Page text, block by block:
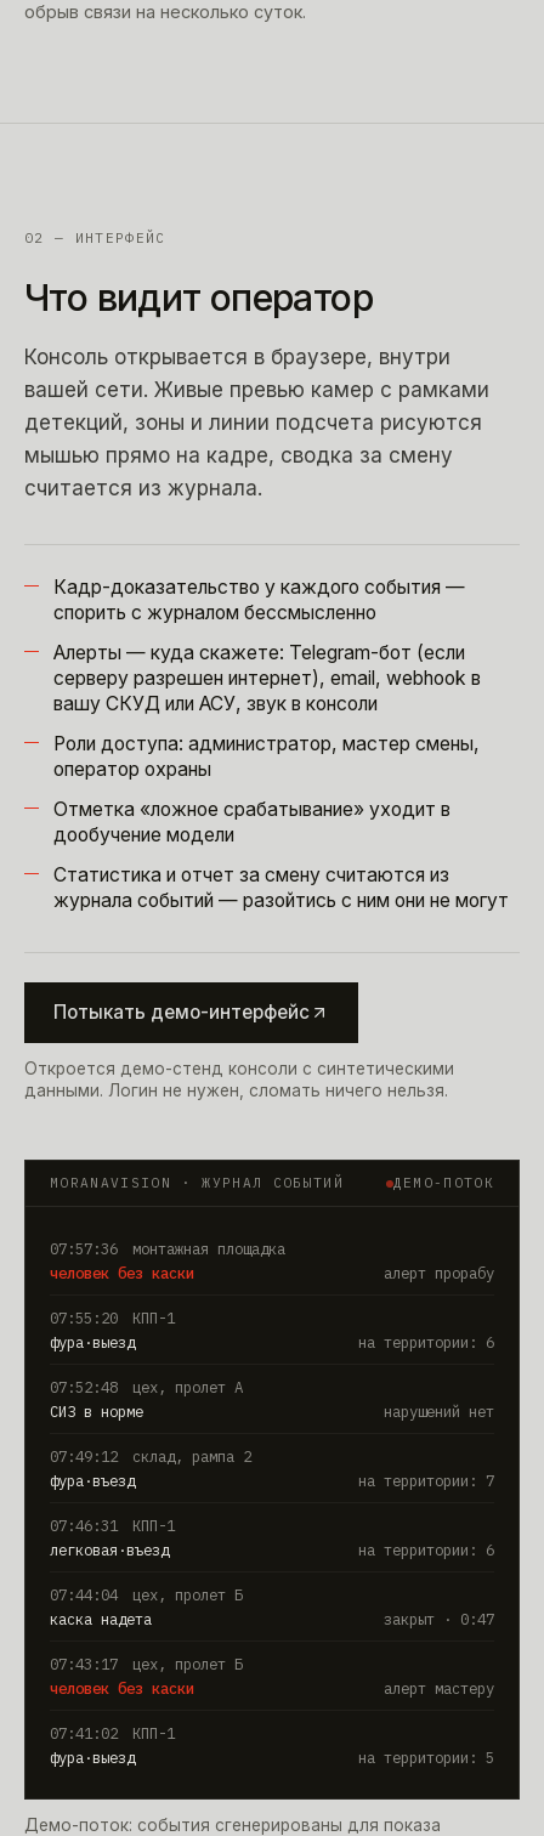
обрыв связи на несколько суток.
02 — ИНТЕРФЕЙС
Что видит оператор
Консоль открывается в браузере, внутри
вашей сети. Живые превью камер с рамками
детекций, зоны и линии подсчета рисуются
мышью прямо на кадре, сводка за смену
считается из журнала.
Кадр-доказательство у каждого события —
спорить с журналом бессмысленно
Алерты — куда скажете: Telegram-бот (если
серверу разрешен интернет), email, webhook в
вашу СКУД или АСУ, звук в консоли
Роли доступа: администратор, мастер смены,
оператор охраны
Отметка «ложное срабатывание» уходит в
дообучение модели
Статистика и отчет за смену считаются из
журнала событий — разойтись с ним они не могут
Потыкать демо-интерфейс
Откроется демо-стенд консоли с синтетическими
данными. Логин не нужен, сломать ничего нельзя.
MORANAVISION · ЖУРНАЛ СОБЫТИЙ ДЕМО-ПОТОК
10:44:05
монтажная площадка
каска надета
закрыт · 1:12
07:57:36
монтажная площадка
человек без каски
алерт прорабу
07:55:20
КПП-1
фура·выезд
на территории: 6
07:52:48
цех, пролет А
СИЗ в норме
нарушений нет
07:49:12
склад, рампа 2
фура·въезд
на территории: 7
07:46:31
КПП-1
легковая·въезд
на территории: 6
07:44:04
цех, пролет Б
каска надета
закрыт · 0:47
07:43:17
цех, пролет Б
человек без каски
алерт мастеру
Демо-поток: события сгенерированы для показа